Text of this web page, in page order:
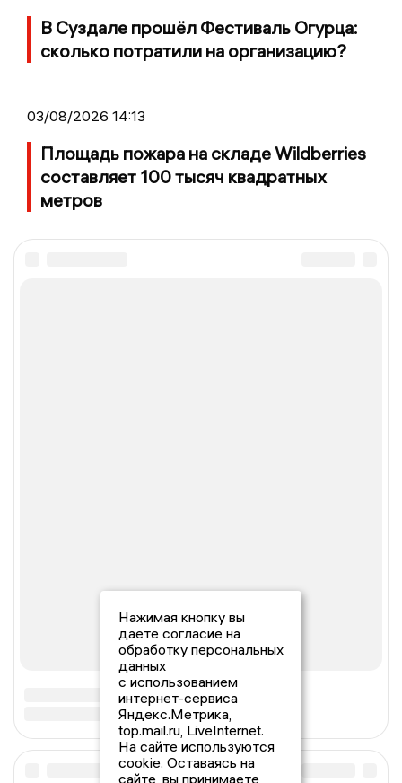
В Суздале прошёл Фестиваль Огурца:
сколько потратили на организацию?
03/08/2026 14:13
Площадь пожара на складе Wildberries
составляет 100 тысяч квадратных
метров
Нажимая кнопку вы
даете согласие на
обработку персональных
данных
с использованием
интернет-сервиса
Яндекс.Метрика,
top.mail.ru, LiveInternet.
На сайте используются
cookie. Оставаясь на
сайте, вы принимаете